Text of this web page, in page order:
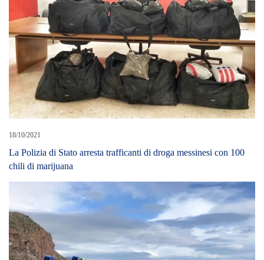
18/10/2021
La Polizia di Stato arresta trafficanti di droga messinesi con 100
chili di marijuana